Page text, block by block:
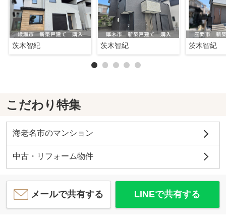
茨木智紀 茨木智紀 茨木智紀
こだわり特集
海老名市のマンション
中古・リフォーム物件
メールで共有する LINEで共有する